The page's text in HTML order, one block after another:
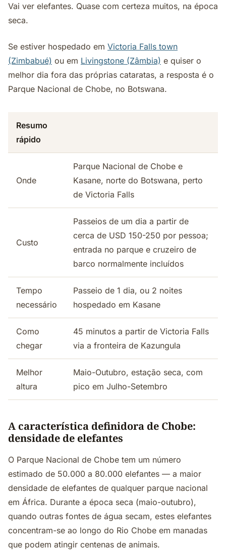
Vai ver elefantes. Quase com certeza muitos, na época
seca.
Se estiver hospedado em Victoria Falls town
(Zimbabué) ou em Livingstone (Zâmbia) e quiser o
melhor dia fora das próprias cataratas, a resposta é o
Parque Nacional de Chobe, no Botswana.
Resumo
rápido
Onde
Parque Nacional de Chobe e
Kasane, norte do Botswana, perto
de Victoria Falls
Custo
Passeios de um dia a partir de
cerca de USD 150-250 por pessoa;
entrada no parque e cruzeiro de
barco normalmente incluídos
Tempo
necessário
Passeio de 1 dia, ou 2 noites
hospedado em Kasane
Como
chegar
45 minutos a partir de Victoria Falls
via a fronteira de Kazungula
Melhor
altura
Maio-Outubro, estação seca, com
pico em Julho-Setembro
A característica definidora de Chobe:
densidade de elefantes
O Parque Nacional de Chobe tem um número
estimado de 50.000 a 80.000 elefantes — a maior
densidade de elefantes de qualquer parque nacional
em África. Durante a época seca (maio-outubro),
quando outras fontes de água secam, estes elefantes
concentram-se ao longo do Rio Chobe em manadas
que podem atingir centenas de animais.